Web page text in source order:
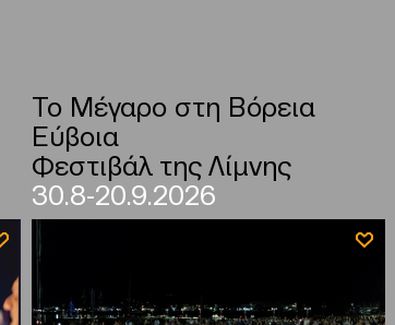
Το Μέγαρο στη Βόρεια
Εύβοια
Φεστιβάλ της Λίμνης
30.8-20.9.2026